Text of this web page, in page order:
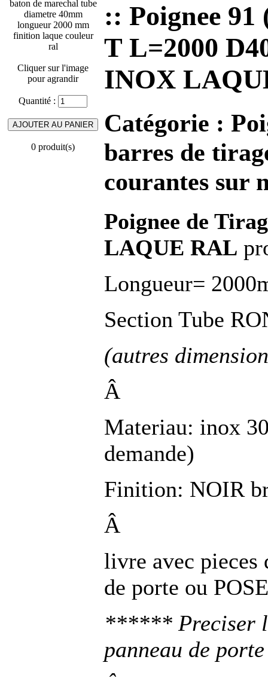
Cliquer sur l'image
pour agrandir
Quantité :
0 produit(s)
:: Poignee
T L=2000
INOX
Catégorie :
barres de
courantes sur
Poignee de
LAQUE RAL
Longueur=
Section Tube
(autres
Â
Materiau: inox
demande)
Finition: NOIR
Â
livre avec pieces
de porte ou
****** Preciser
panneau de